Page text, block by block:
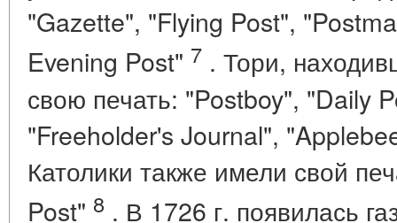
"Gazette", "Flying Post",
Evening Post" 7 . Тори,
свою печать: "Postboy", "Daily
"Freeholder's Journal",
Католики также имели свой
Post" 8 . В 1726 г. появилась